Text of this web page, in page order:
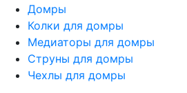
Домры
Колки для домры
Медиаторы для домры
Струны для домры
Чехлы для домры